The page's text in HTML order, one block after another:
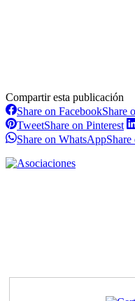
Compartir esta publicación
Share on FacebookShare
TweetShare on Pinterest
Share on WhatsApp